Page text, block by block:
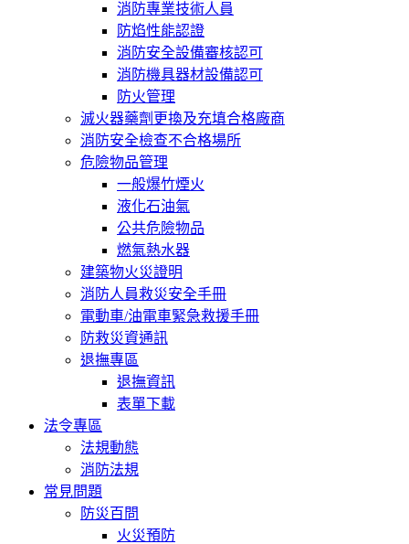
消防專業技術人員
防焰性能認證
消防安全設備審核認可
消防機具器材設備認可
防火管理
滅火器藥劑更換及充填合格廠商
消防安全檢查不合格場所
危險物品管理
一般爆竹煙火
液化石油氣
公共危險物品
燃氣熱水器
建築物火災證明
消防人員救災安全手冊
電動車/油電車緊急救援手冊
防救災資通訊
退撫專區
退撫資訊
表單下載
法令專區
法規動態
消防法規
常見問題
防災百問
火災預防